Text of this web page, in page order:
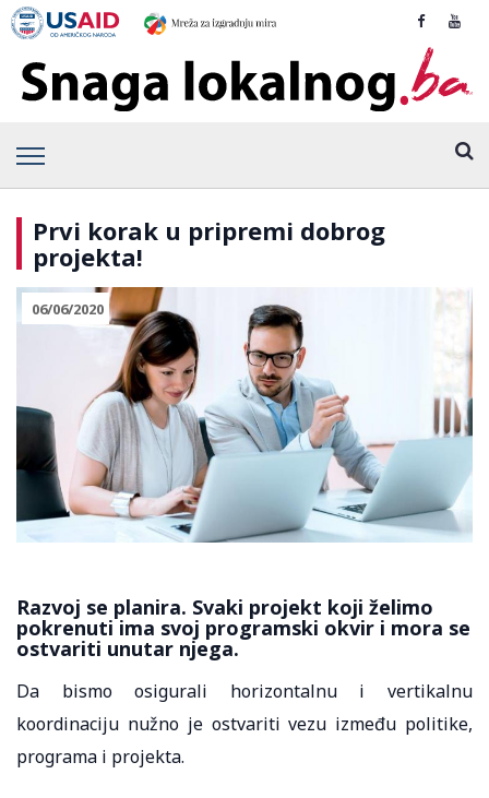
Prvi korak u pripremi dobrog
projekta!
06/06/2020
Razvoj se planira. Svaki projekt koji želimo
pokrenuti ima svoj programski okvir i mora se
ostvariti unutar njega.
Da bismo osigurali horizontalnu i vertikalnu
koordinaciju nužno je ostvariti vezu između politike,
programa i projekta.